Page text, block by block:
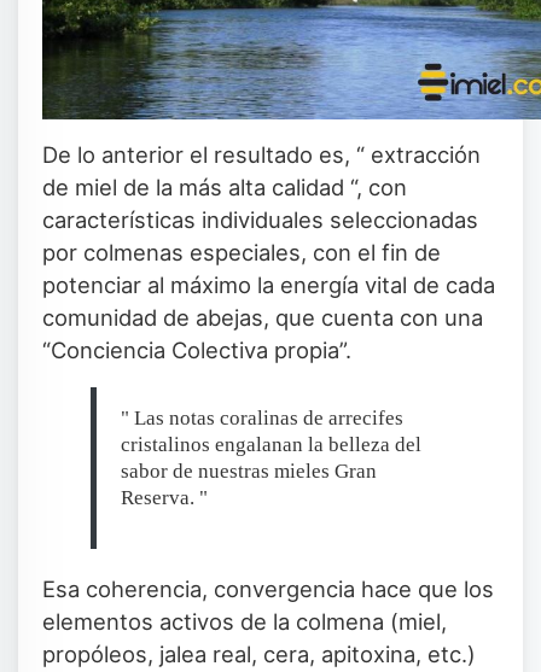
De lo anterior el resultado es, “ extracción
de miel de la más alta calidad “, con
características individuales seleccionadas
por colmenas especiales, con el fin de
potenciar al máximo la energía vital de cada
comunidad de abejas, que cuenta con una
“Conciencia Colectiva propia”.
" Las notas coralinas de arrecifes
cristalinos engalanan la belleza del
sabor de nuestras mieles Gran
Reserva. "
Esa coherencia, convergencia hace que los
elementos activos de la colmena (miel,
propóleos, jalea real, cera, apitoxina, etc.)